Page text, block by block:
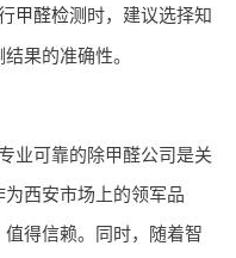
甲醛检测时，建议选择知
果的准确性。
业可靠的除甲醛公司是关
西安市场上的领军品
得信赖。同时，随着智